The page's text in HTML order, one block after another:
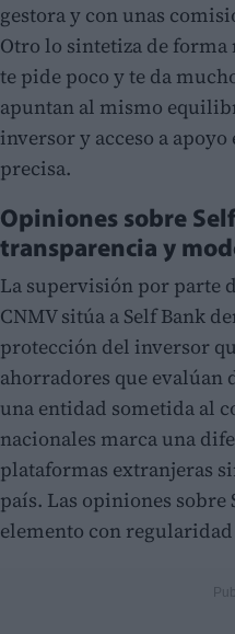
gestora y con unas
Otro lo sintetiza de forma
te pide poco y te da
apuntan al mismo
inversor y acceso a
precisa.
Opiniones sobre
transparencia y
La supervisión por parte
CNMV sitúa a Self Bank
protección del inversor
ahorradores que
una entidad sometida al
nacionales marca una
plataformas extranjeras
país. Las opiniones sobre
elemento con